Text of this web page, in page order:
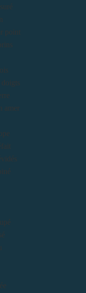
point
doigts
amer